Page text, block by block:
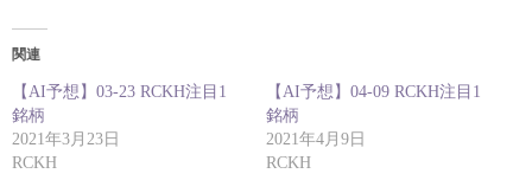
関連
【AI予想】03-23 RCKH注目1
銘柄
2021年3月23日
RCKH
【AI予想】04-09 RCKH注目1
銘柄
2021年4月9日
RCKH